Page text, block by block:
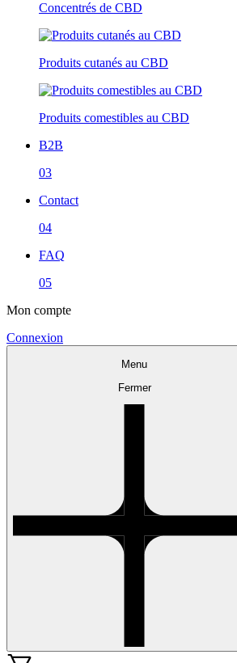
Concentrés de CBD
Produits cutanés au CBD
Produits comestibles au CBD
B2B
03
Contact
04
FAQ
05
Mon compte
Connexion
Menu
Fermer